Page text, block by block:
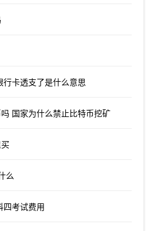
卡透支了是什么意思
国家为什么禁止比特币挖矿
么
四考试费用